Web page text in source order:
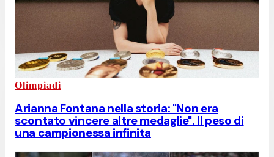
Olimpiadi
Arianna Fontana nella storia: "Non era
scontato vincere altre medaglie". Il peso di
una campionessa infinita